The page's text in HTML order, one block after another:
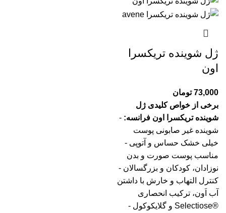
ژل شوینده تریکسرا
اون
73,000 تومان
برخی از خواص کلیدی ژل
شوینده تریکسرا اون فرانسه: -
شوینده غیر صابونی پوست
خیلی خشک حساس و آتوپی -
مناسب پوست صورت و بدن
نوزادان، کودکان و بزرگسالان -
کنترل التهاب و خارش با داشتن
آب اَون، ترکیب انحصاری
®Selectiose و گلایکوکول -